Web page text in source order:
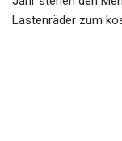
Lastenräder zum